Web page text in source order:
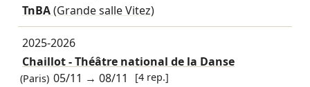
TnBA(Grande salle Vitez)
2025-2026
Chaillot - Théâtre national de la Danse
(Paris) 05/11 →08/11 [4 rep.]